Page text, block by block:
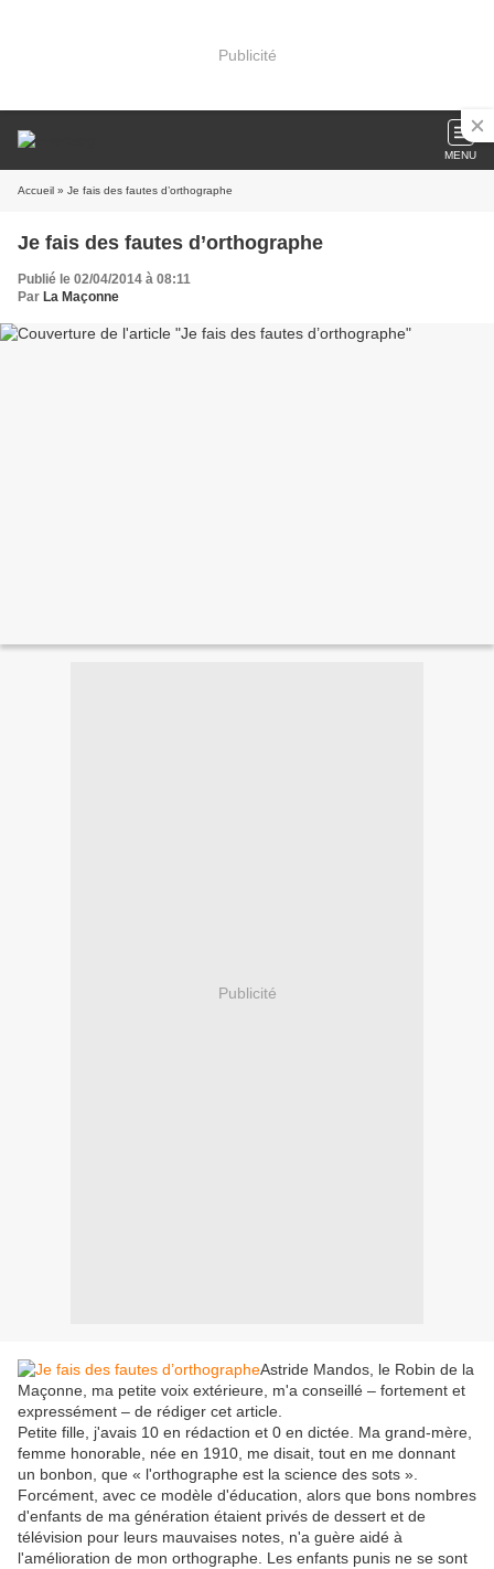
Publicité
MENU
Accueil » Je fais des fautes d’orthographe
Je fais des fautes d’orthographe
Publié le 02/04/2014 à 08:11
Par La Maçonne
Publicité
Astride Mandos, le Robin de la
Maçonne, ma petite voix extérieure, m'a conseillé – fortement et
expressément – de rédiger cet article.
Petite fille, j'avais 10 en rédaction et 0 en dictée. Ma grand-mère,
femme honorable, née en 1910, me disait, tout en me donnant
un bonbon, que « l'orthographe est la science des sots ».
Forcément, avec ce modèle d'éducation, alors que bons nombres
d'enfants de ma génération étaient privés de dessert et de
télévision pour leurs mauvaises notes, n'a guère aidé à
l'amélioration de mon orthographe. Les enfants punis ne se sont